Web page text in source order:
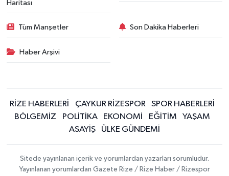
Haritası
Tüm Manşetler Son Dakika Haberleri
Haber Arşivi
RİZE HABERLERİ ÇAYKUR RİZESPOR
SPOR HABERLERİ
BÖLGEMİZ
POLİTİKA EKONOMİ EĞİTİM
YAŞAM
ASAYİŞ
ÜLKE GÜNDEMİ
Sitede yayınlanan içerik ve yorumlardan yazarları sorumludur.
Yayınlanan yorumlardan Gazete Rize / Rize Haber / Rizespor